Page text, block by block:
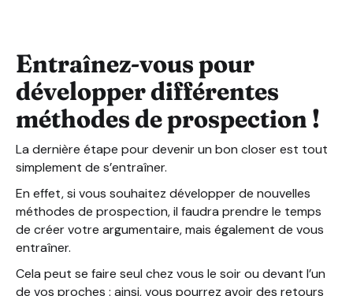
Entraînez-vous pour
développer différentes
méthodes de prospection !
La dernière étape pour devenir un bon closer est tout
simplement de s’entraîner.
En effet, si vous souhaitez développer de nouvelles
méthodes de prospection, il faudra prendre le temps
de créer votre argumentaire, mais également de vous
entraîner.
Cela peut se faire seul chez vous le soir ou devant l’un
de vos proches : ainsi, vous pourrez avoir des retours